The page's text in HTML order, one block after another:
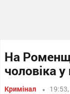
На
чоловіка
Кримінал